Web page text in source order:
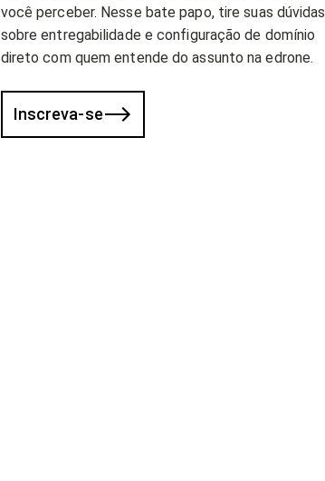
você perceber. Nesse bate papo, tire suas dúvidas
sobre entregabilidade e configuração de domínio
direto com quem entende do assunto na edrone.
Inscreva-se